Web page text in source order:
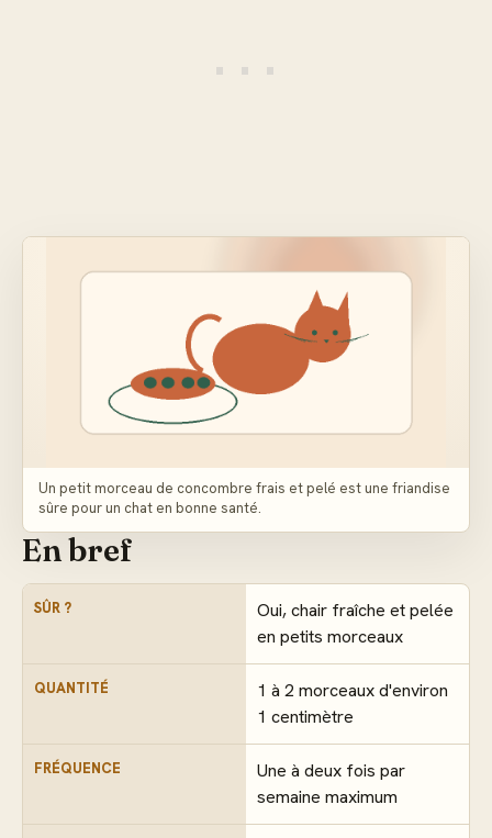
Un petit morceau de concombre frais et pelé est une friandise
sûre pour un chat en bonne santé.
En bref
SÛR ?
Oui, chair fraîche et pelée
en petits morceaux
QUANTITÉ
1 à 2 morceaux d'environ
1 centimètre
FRÉQUENCE
Une à deux fois par
semaine maximum